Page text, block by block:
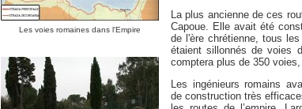
Les voies romaines dans l'Empire
La plus ancienne de ces
Capoue. Elle avait été
de l'ère chrétienne, tous
étaient sillonnés de voies
comptera plus de 350
Les ingénieurs romains
de construction très